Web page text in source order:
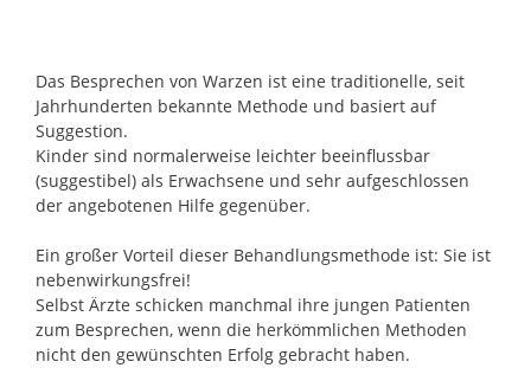
Das Besprechen von Warzen ist eine traditionelle, seit
Jahrhunderten bekannte Methode und basiert auf
Suggestion.
Kinder sind normalerweise leichter beeinflussbar
(suggestibel) als Erwachsene und sehr aufgeschlossen
der angebotenen Hilfe gegenüber.
Ein großer Vorteil dieser Behandlungsmethode ist: Sie ist
nebenwirkungsfrei!
Selbst Ärzte schicken manchmal ihre jungen Patienten
zum Besprechen, wenn die herkömmlichen Methoden
nicht den gewünschten Erfolg gebracht haben.